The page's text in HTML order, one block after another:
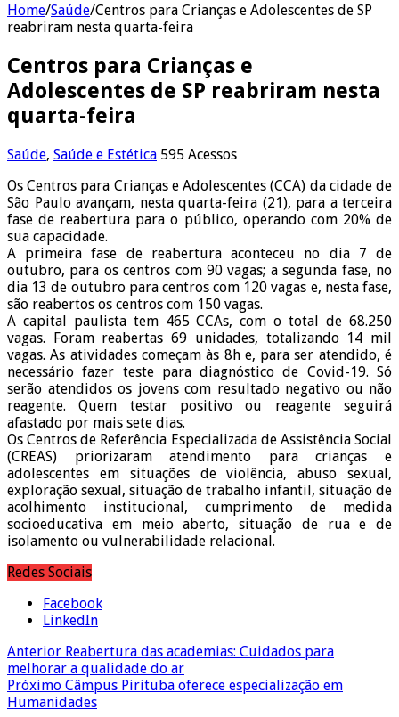
Home/Saúde/Centros para Crianças e Adolescentes de SP
reabriram nesta quarta-feira
Centros para Crianças e
Adolescentes de SP reabriram nesta
quarta-feira
Saúde, Saúde e Estética 595 Acessos
Os Centros para Crianças e Adolescentes (CCA) da cidade de
São Paulo avançam, nesta quarta-feira (21), para a terceira
fase de reabertura para o público, operando com 20% de
sua capacidade.
A primeira fase de reabertura aconteceu no dia 7 de
outubro, para os centros com 90 vagas; a segunda fase, no
dia 13 de outubro para centros com 120 vagas e, nesta fase,
são reabertos os centros com 150 vagas.
A capital paulista tem 465 CCAs, com o total de 68.250
vagas. Foram reabertas 69 unidades, totalizando 14 mil
vagas. As atividades começam às 8h e, para ser atendido, é
necessário fazer teste para diagnóstico de Covid-19. Só
serão atendidos os jovens com resultado negativo ou não
reagente. Quem testar positivo ou reagente seguirá
afastado por mais sete dias.
Os Centros de Referência Especializada de Assistência Social
(CREAS) priorizaram atendimento para crianças e
adolescentes em situações de violência, abuso sexual,
exploração sexual, situação de trabalho infantil, situação de
acolhimento institucional, cumprimento de medida
socioeducativa em meio aberto, situação de rua e de
isolamento ou vulnerabilidade relacional.
Redes Sociais
Facebook
LinkedIn
Anterior Reabertura das academias: Cuidados para
melhorar a qualidade do ar
Próximo Câmpus Pirituba oferece especialização em
Humanidades